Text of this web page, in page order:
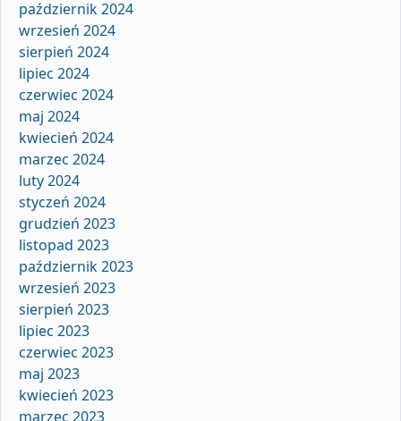
październik 2024
wrzesień 2024
sierpień 2024
lipiec 2024
czerwiec 2024
maj 2024
kwiecień 2024
marzec 2024
luty 2024
styczeń 2024
grudzień 2023
listopad 2023
październik 2023
wrzesień 2023
sierpień 2023
lipiec 2023
czerwiec 2023
maj 2023
kwiecień 2023
marzec 2023